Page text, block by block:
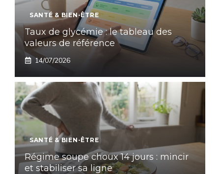
SANTÉ & BIEN-ÊTRE
Taux de glycémie : le tableau des
valeurs de référence
14/07/2026
SANTÉ & BIEN-ÊTRE
Régime soupe choux 14 jours : mincir
et stabiliser sa ligne